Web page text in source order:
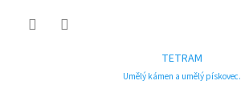
TETRAM
Umělý kámen a umělý pískovec.